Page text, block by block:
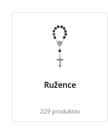
Ružence
229 produktov